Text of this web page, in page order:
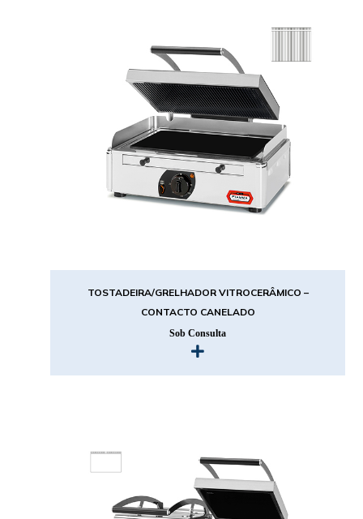
TOSTADEIRA/GRELHADOR VITROCERÂMICO –
CONTACTO CANELADO
Sob Consulta